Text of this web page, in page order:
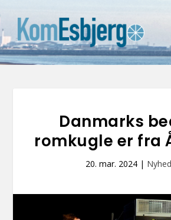
Danmarks
romkugle er fra
20. mar. 2024|